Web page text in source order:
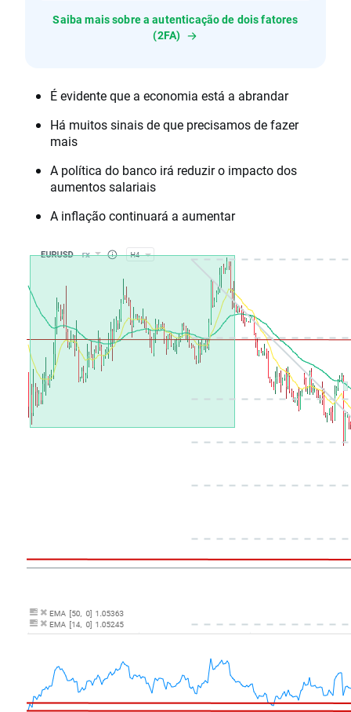
Saiba mais sobre a autenticação de dois fatores
(2FA)
É evidente que a economia está a abrandar
Há muitos sinais de que precisamos de fazer
mais
A política do banco irá reduzir o impacto dos
aumentos salariais
A inflação continuará a aumentar